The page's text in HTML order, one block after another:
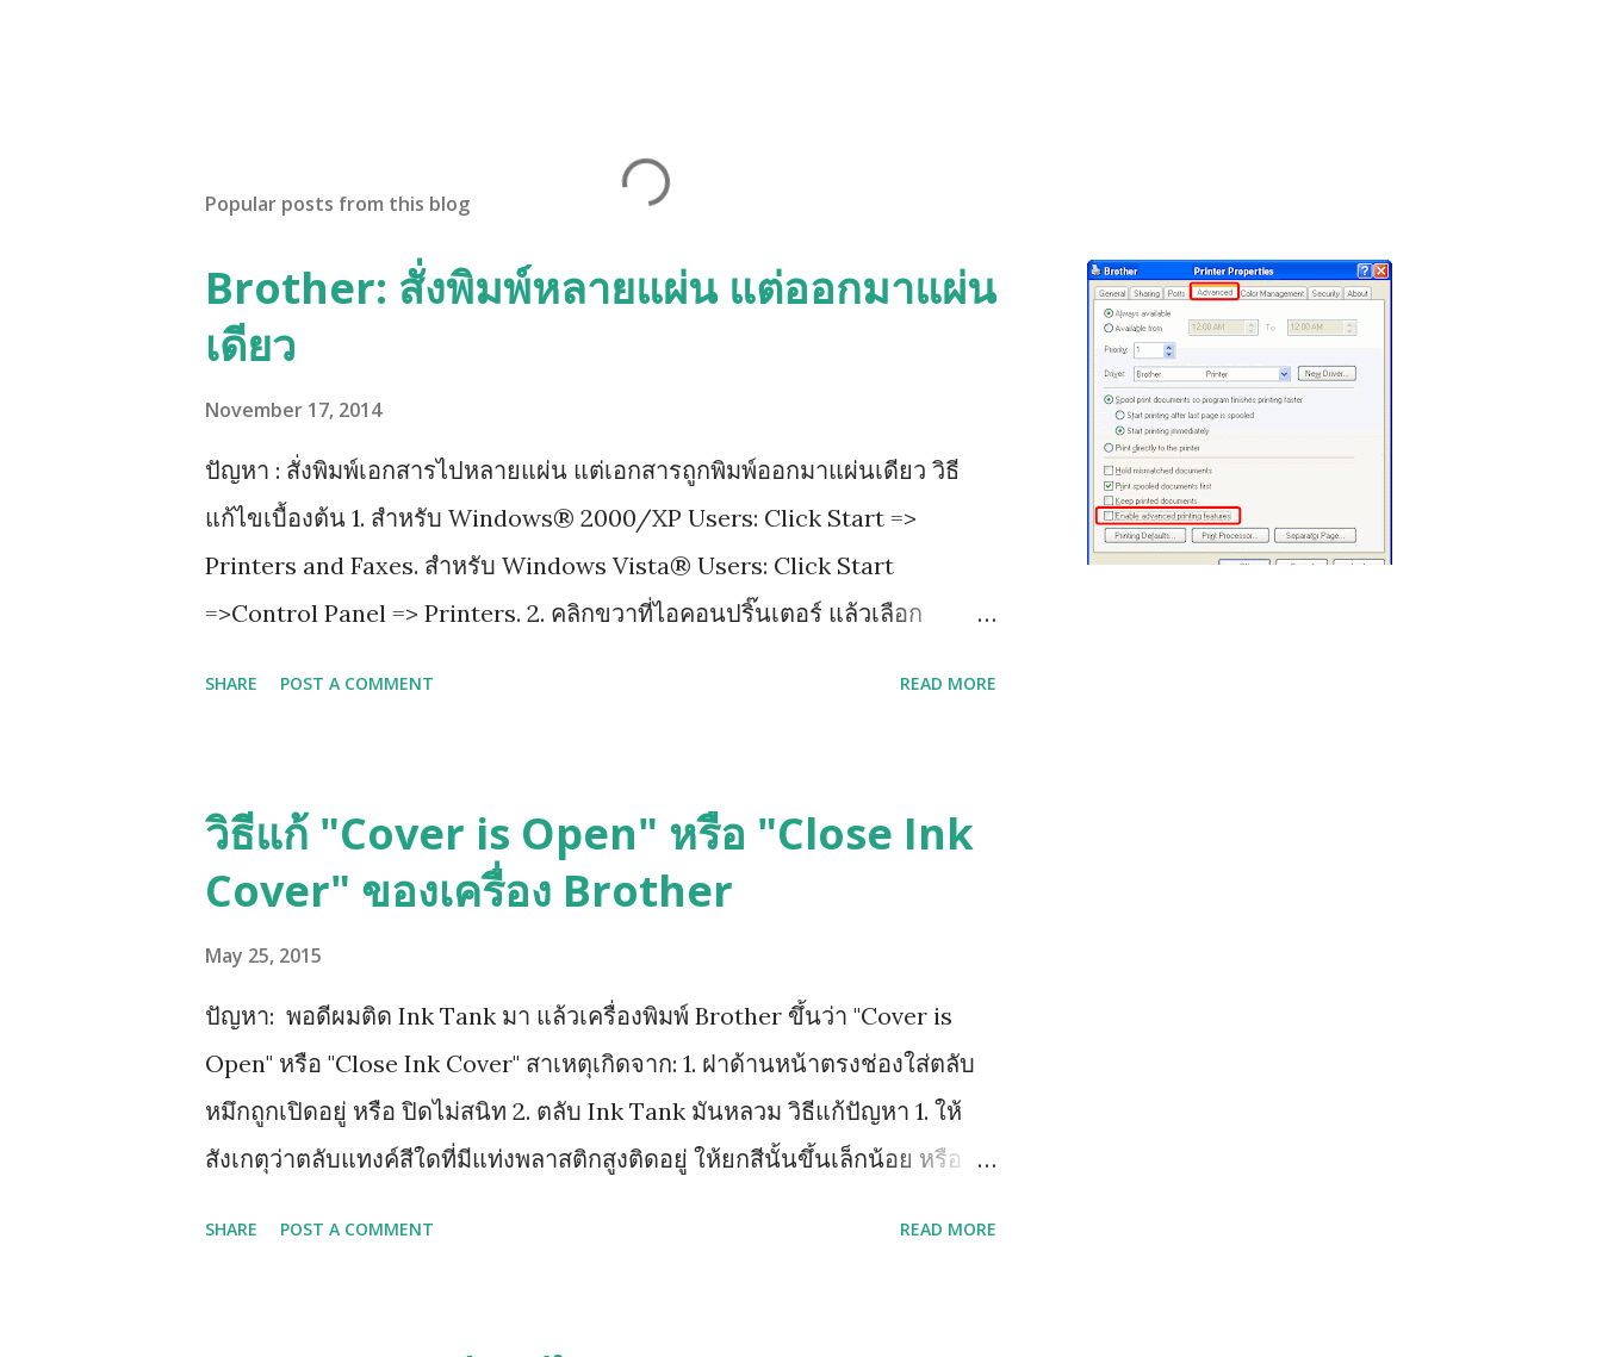
Popular posts from this blog
Brother: สั่งพิมพ์หลายแผ่น แต่ออกมาแผ่น
เดียว
November 17, 2014
ปัญหา : สั่งพิมพ์เอกสารไปหลายแผ่น แต่เอกสารถูกพิมพ์ออกมาแผ่นเดียว วิธี
แก้ไขเบื้องต้น 1. สำหรับ Windows® 2000/XP Users: Click Start =>
Printers and Faxes. สำหรับ Windows Vista® Users: Click Start
=>Control Panel => Printers. 2. คลิกขวาที่ไอคอนปริ๊นเตอร์ แล้วเลือก
SHARE POST A COMMENT READ MORE
วิธีแก้ "Cover is Open" หรือ "Close Ink
Cover" ของเครื่อง Brother
May 25, 2015
ปัญหา: พอดีผมติด Ink Tank มา แล้วเครื่องพิมพ์ Brother ขึ้นว่า "Cover is
Open" หรือ "Close Ink Cover" สาเหตุเกิดจาก: 1. ฝาด้านหน้าตรงช่องใส่ตลับ
หมึกถูกเปิดอยู่ หรือ ปิดไม่สนิท 2. ตลับ Ink Tank มันหลวม วิธีแก้ปัญหา 1. ให้
สังเกตุว่าตลับแทงค์สีใดที่มีแท่งพลาสติกสูงติดอยู่ ให้ยกสีนั้นขึ้นเล็กน้อย หรือ
แทงค์รุ่นใหม่ LC73, LC77 เพราะตัวปิด Sensor เป็นแท่งเสียบอยู่ด้านข้าง)
SHARE POST A COMMENT READ MORE